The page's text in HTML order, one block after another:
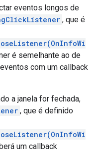
eventos longos de
, que é
é semelhante ao de
com um callback
a janela for fechada,
, que é definido
um callback